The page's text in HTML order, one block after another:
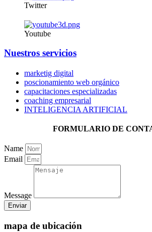
Twitter
Youtube
Nuestros servicios
marketig digital
poscionamiento web orgánico
capacitaciones especializadas
coaching empresarial
INTELIGENCIA ARTIFICIAL
FORMULARIO DE
Name
Email
Message
Enviar
mapa de ubicación